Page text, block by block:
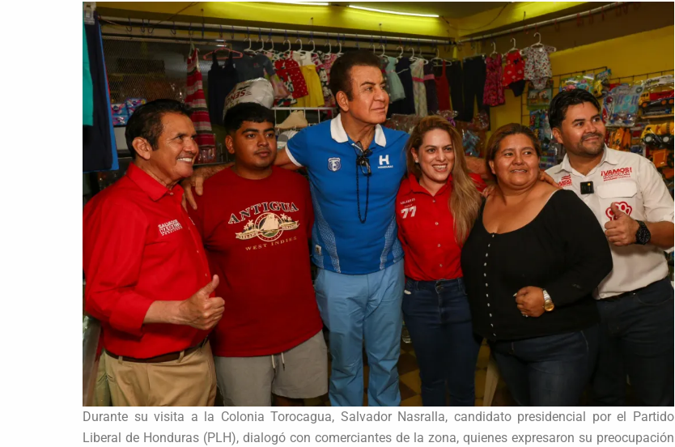
Durante su visita a la Colonia Torocagua, Salvador Nasralla, candidato presidencial por el Partido
Liberal de Honduras (PLH), dialogó con comerciantes de la zona, quienes expresaron su preocupación